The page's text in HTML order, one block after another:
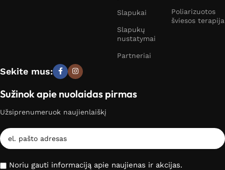
Slapukai
Slapukų
nustatymai
Partneriai
Poliarizuotos
šviesos terapija
Sekite mus:
Sužinok apie nuolaidas pirmas
Užsiprenumeruok naujienlaiškį
Noriu gauti informaciją apie naujienas ir akcijas.